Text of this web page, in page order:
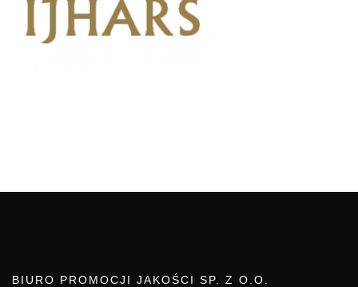
BIURO PROMOCJI JAKOŚCI SP. Z O.O.